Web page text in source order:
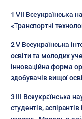
1 VII Всеукраїнська
«Транспортні
2 V Всеукраїнська
освіти та молодих
інноваційна форма
здобувачів вищої
3 IІI Всеукраїнська
студентів,